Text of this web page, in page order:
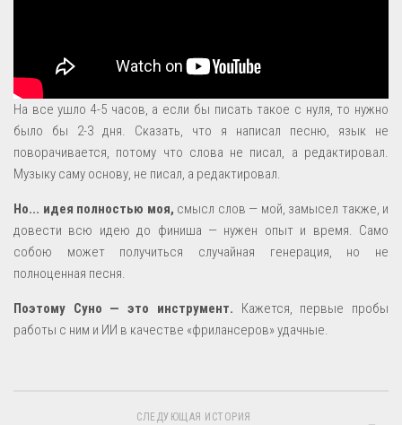
На все ушло 4-5 часов, а если бы писать такое с нуля, то нужно
было бы 2-3 дня. Сказать, что я написал песню, язык не
поворачивается, потому что слова не писал, а редактировал.
Музыку саму основу, не писал, а редактировал.
Но... идея полностью моя, смысл слов — мой, замысел также, и
довести всю идею до финиша — нужен опыт и время. Само
собою может получиться случайная генерация, но не
полноценная песня.
Поэтому Суно — это инструмент. Кажется, первые пробы
работы с ним и ИИ в качестве «фрилансеров» удачные.
СЛЕДУЮЩАЯ ИСТОРИЯ